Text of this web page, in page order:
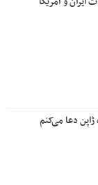
دعا می‌کنم